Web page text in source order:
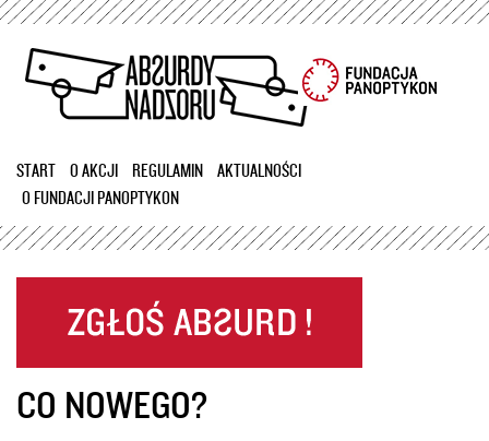
Przejdź
treści
START O AKCJI REGULAMIN
AKTUALNOŚCI
O FUNDACJI PANOPTYKON
CO NOWEGO?